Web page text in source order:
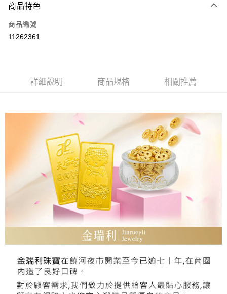
信用卡一次付款
LINE Pay
ATM付款
運送方式
商品特色
商品編號
11262361
詳細說明 商品規格 相關推薦